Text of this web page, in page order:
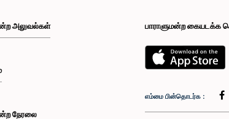
அலுவல்கள்
நேரலை
பாராளுமன்ற கையடக்க
எம்மை பின்தொடர்க :